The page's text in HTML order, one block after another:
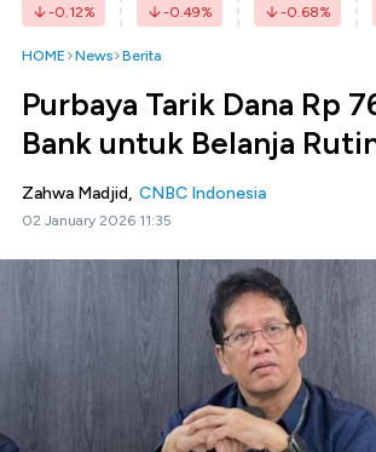
-0.12% -0.49% -0.68%
HOME News Berita
Purbaya Tarik Dana Rp
Bank untuk Belanja
Zahwa Madjid, CNBC Indonesia
02 January 2026 11:35